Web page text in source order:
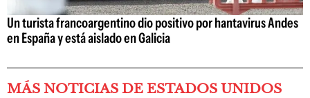
Un turista francoargentino dio positivo por hantavirus Andes
en España y está aislado en Galicia
MÁS NOTICIAS DE ESTADOS UNIDOS